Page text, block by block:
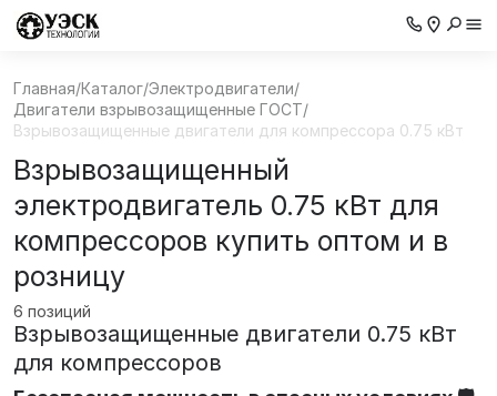
Главная/Каталог/Электродвигатели/
Двигатели взрывозащищенные ГОСТ/
Взрывозащищенные двигатели для компрессора 0.75 кВт
Взрывозащищенный
электродвигатель 0.75 кВт для
компрессоров купить оптом и в
розницу
6 позиций
Взрывозащищенные двигатели 0.75 кВт
для компрессоров